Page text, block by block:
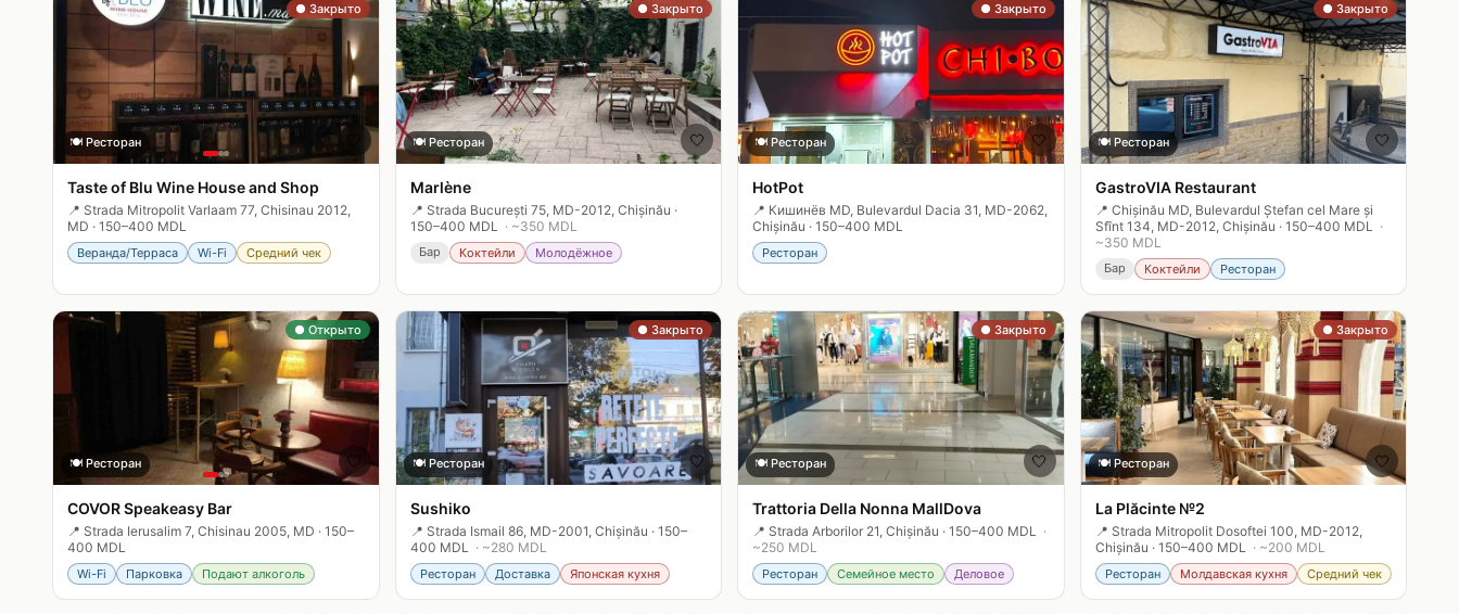
● Закрыто
🍽️ Ресторан
Taste of Blu Wine House and Shop
📍 Strada Mitropolit Varlaam 77, Chisinau 2012,
MD · 150–400 MDL
Веранда/Терраса Wi-Fi Средний чек
● Закрыто
🍽️ Ресторан 🤍
Marlène
📍 Strada București 75, MD-2012, Chișinău ·
150–400 MDL · ~350 MDL
Бар Коктейли Молодёжное
● Закрыто
🍽️ Ресторан 🤍
HotPot
📍 Кишинёв MD, Bulevardul Dacia 31, MD-2062,
Chișinău · 150–400 MDL
Ресторан
● Закрыто
🍽️ Ресторан 🤍
GastroVIA Restaurant
📍 Chișinău MD, Bulevardul Ștefan cel Mare și
Sfînt 134, MD-2012, Chișinău · 150–400 MDL ·
~350 MDL
Бар Коктейли Ресторан
● Открыто
🍽️ Ресторан 🤍
COVOR Speakeasy Bar
📍 Strada Ierusalim 7, Chisinau 2005, MD · 150–
400 MDL
Wi-Fi Парковка Подают алкоголь
● Закрыто
🍽️ Ресторан 🤍
Sushiko
📍 Strada Ismail 86, MD-2001, Chișinău · 150–
400 MDL · ~280 MDL
Ресторан Доставка Японская кухня
● Закрыто
🍽️ Ресторан 🤍
Trattoria Della Nonna MallDova
📍 Strada Arborilor 21, Chișinău · 150–400 MDL ·
~250 MDL
Ресторан Семейное место Деловое
● Закрыто
🍽️ Ресторан 🤍
La Plăcinte №2
📍 Strada Mitropolit Dosoftei 100, MD-2012,
Chișinău · 150–400 MDL · ~200 MDL
Ресторан Молдавская кухня Средний чек